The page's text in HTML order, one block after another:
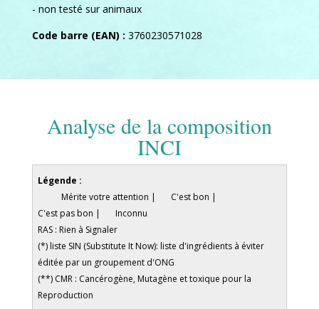
- non testé sur animaux
Code barre (EAN) : 3760230571028
Analyse de la composition
INCI
Légende :
Mérite votre attention |
C'est bon |
C'est pas bon |
Inconnu
RAS : Rien à Signaler
(*) liste SIN (Substitute It Now): liste d'ingrédients à éviter
éditée par un groupement d'ONG
(**) CMR : Cancérogène, Mutagène et toxique pour la
Reproduction